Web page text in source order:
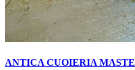
ANTICA CUOIERIA MASTE